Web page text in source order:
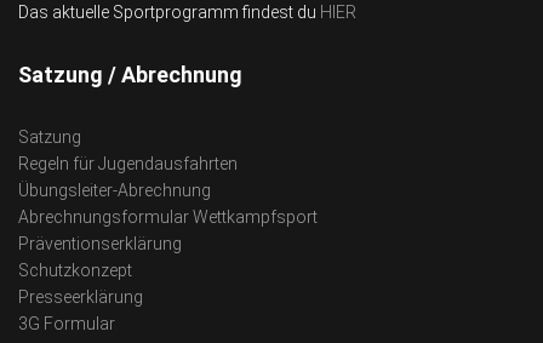
Das aktuelle Sportprogramm findest du HIER
Satzung / Abrechnung
Satzung
Regeln für Jugendausfahrten
Übungsleiter-Abrechnung
Abrechnungsformular Wettkampfsport
Präventionserklärung
Schutzkonzept
Presseerklärung
3G Formular